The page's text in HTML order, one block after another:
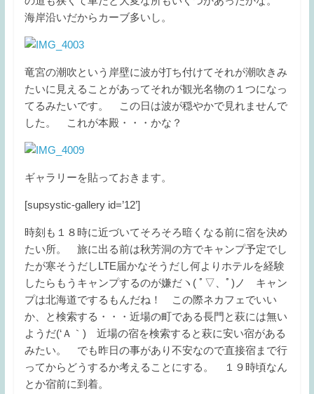
海岸沿いだからカーブ多いし。
竜宮の潮吹という岸壁に波が打ち付けてそれが潮吹きみ
たいに見えることがあってそれが観光名物の１つになっ
てるみたいです。 この日は波が穏やかで見れませんで
した。 これが本殿・・・かな？
ギャラリーを貼っておきます。
[supsystic-gallery id=’12’]
時刻も１８時に近づいてそろそろ暗くなる前に宿を決め
たい所。 旅に出る前は秋芳洞の方でキャンプ予定でし
たが寒そうだしLTE届かなそうだし何よりホテルを経験
したらもうキャンプするのが嫌だヽ( ﾟ▽、ﾟ)ノ キャン
プは北海道でするもんだね！ この際ネカフェでいい
か、と検索する・・・近場の町である長門と萩には無い
ようだ(‘Ａ｀) 近場の宿を検索すると萩に安い宿がある
みたい。 でも昨日の事があり不安なので直接宿まで行
ってからどうするか考えることにする。 １９時頃なん
とか宿前に到着。